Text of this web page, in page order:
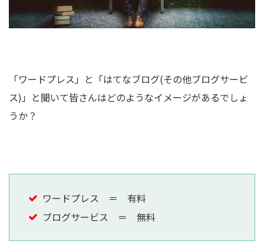
「ワードプレス」と「はてなブログ(その他ブログサービ
ス)」と聞いて皆さんはどのようなイメージがあるでしょ
うか？
ワードプレス ＝ 有料
ブログサービス ＝ 無料